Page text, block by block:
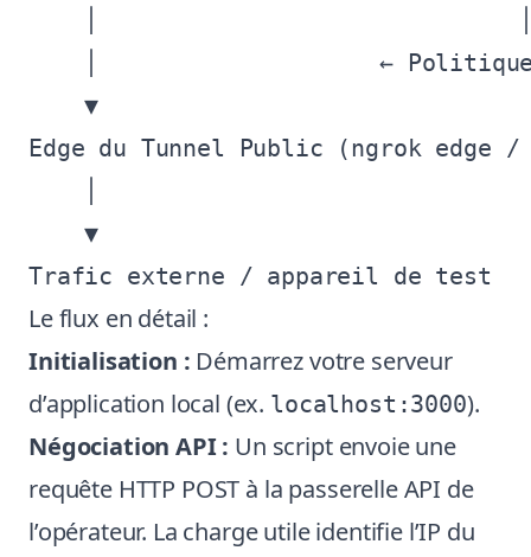
│                    ←
    ▼
Edge du Tunnel Public (ngrok edge
    ▼
Le flux en détail :
Initialisation : Démarrez votre serveur
d’application local (ex. localhost:3000).
Négociation API : Un script envoie une
requête HTTP POST à la passerelle API de
l’opérateur. La charge utile identifie l’IP du